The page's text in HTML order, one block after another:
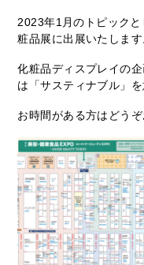
2023年1月のトピック
粧品展に出展いたします
化粧品ディスプレイの
は「サスティナブル」
お時間がある方はどう